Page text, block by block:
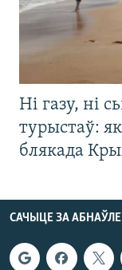
Ні газу, ні
турыстаў:
блякада
САЧЫЦЕ ЗА